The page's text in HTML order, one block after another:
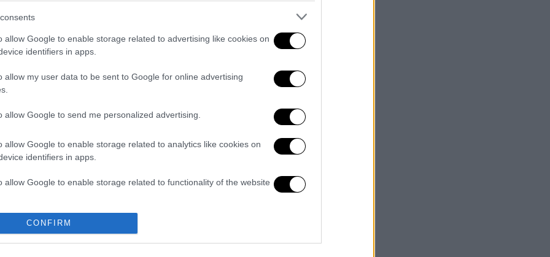
allow Google to enable storage related to advertising like cookies on
identifiers in apps.
allow my user data to be sent to Google for online advertising
allow Google to send me personalized advertising.
allow Google to enable storage related to analytics like cookies on
identifiers in apps.
allow Google to enable storage related to functionality of the website
allow Google to enable storage related to personalization.
CONFIRM
στο ΣΕΦ και πήρε
εξέτασε τα δεδομένα της αναμέτρησης
την επιβολή ποινής μίας αγωνιστικής
με κόσμο στο Game 4 της σειράς,
(10/6, 21:00), καθώς για τη
εισιτήρια.
άμεσα, αλλά θα μεταφερθεί για την